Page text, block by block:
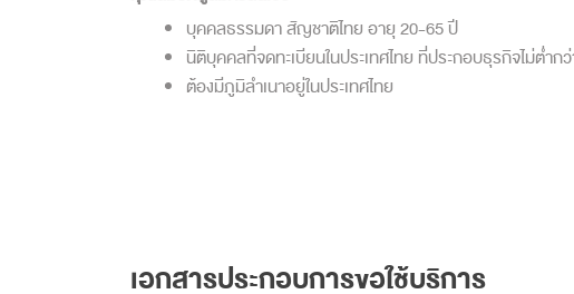
บุคคลธรรมดา สัญชาติไทย อายุ 20-65 ปี
นิติบุคคลที่จดทะเบียนในประเทศไทย ที่ประกอบธุรกิจไม่ต่ำก
ต้องมีภูมิลำเนาอยู่ในประเทศไทย
เอกสารประกอบการขอใช้บริการ